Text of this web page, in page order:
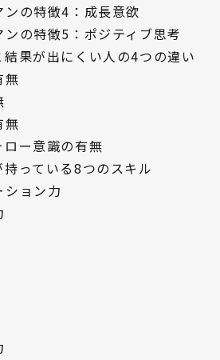
ンの特徴4：成長意欲
の特徴5：ポジティブ思考
果が出にくい人の4つの違い
無
無
ー意識の有無
っている8つのスキル
ション力